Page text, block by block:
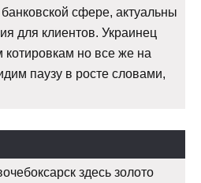
сфере, актуальны
для клиентов. Украинец
но все же на
паузу в росте словами,
здесь золото